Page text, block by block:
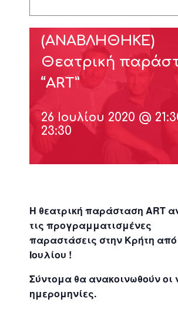
(ΑΝΑΒΛΗΘΗΚΕ)
Θεατρική
“ART”
26 Ιουλίου 2020 @
23:30
Η θεατρική παράσταση ART
τις προγραμματισμένες
παραστάσεις στην Κρήτη από
Ιουλίου !
Σύντομα θα ανακοινωθούν οι
ημερομηνίες.